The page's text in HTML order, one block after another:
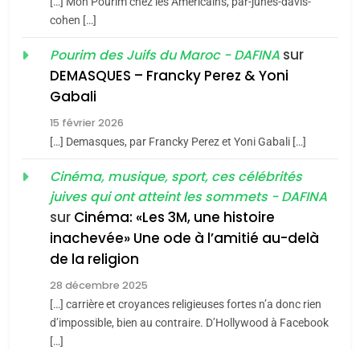
du terroir
Oeil ravageur – Vanessa
De Loya Stauber
«Tu dis génocide, je dis
guerre»: La nouvelle
chanson de Boy George
ISRAÉL JUDAISME
cohen […]
Pourim des Juifs du Maroc - DAFINA sur
DEMASQUES – Francky Perez & Yoni
Gabali
15 février 2026
[…] Demasques, par Francky Perez et Yoni Gabali […]
Cinéma, musique, sport, ces célébrités
juives qui ont atteint les sommets - DAFINA
sur Cinéma: «Les 3M, une histoire
inachevée» Une ode à l’amitié au-delà
de la religion
28 décembre 2025
[…] carrière et croyances religieuses fortes n’a donc rien
d’impossible, bien au contraire. D’Hollywood à Facebook
[…]
meurtrière selon le rapport
l’antisémitisme
FIÈRE, DIGNE ET RÉSILIENTE :
POURQUOI JE REVENDIQUE
MA JUDAÏTE par Thérèse
Zrihen-Dvir
ISRAÉL
CE QUI NOUS MANQUE –